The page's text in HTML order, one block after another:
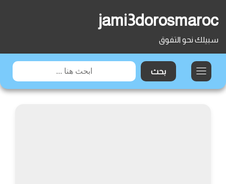
jami3dorosmaroc
سبيلك نحو التفوق